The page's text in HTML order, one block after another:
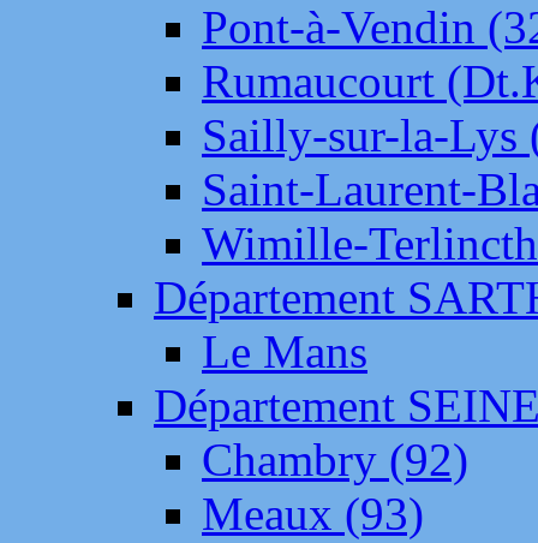
Pont-à-Vendin
Rumaucourt
Sailly-sur-la-Lys
Saint-Laurent-
Wimille-
Département
Le Mans
Département
Chambry (92)
Meaux (93)